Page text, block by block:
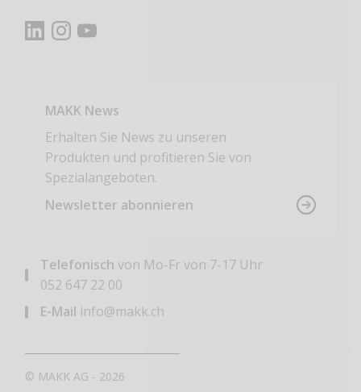
MAKK News
Erhalten Sie News zu unseren
Produkten und profitieren Sie von
Spezialangeboten.
Newsletter abonnieren
Telefonisch von Mo-Fr von 7-17 Uhr
052 647 22 00
E-Mail info@makk.ch
© MAKK AG - 2026